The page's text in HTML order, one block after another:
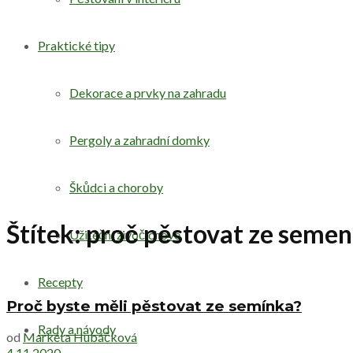
Praktické tipy
Dekorace a prvky na zahradu
Pergoly a zahradní domky
Škůdci a choroby
Užiteční živočichové
Recepty
Rady a návody
Štítek:proč pěstovat ze
Proč byste měli pěstovat ze semínka?
od Markéta Hubáčková